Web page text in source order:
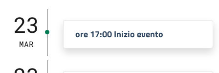
23
MAR
ore 17:00 Inizio evento